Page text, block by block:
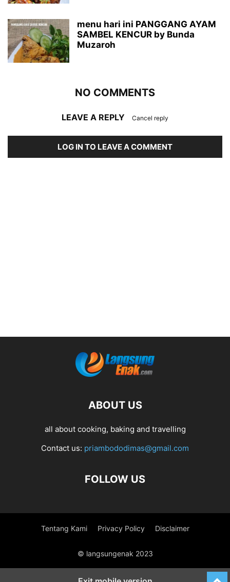
menu hari ini PANGGANG AYAM
SAMBEL KENCUR by Bunda
Muzaroh
NO COMMENTS
LEAVE A REPLY Cancel reply
LOG IN TO LEAVE A COMMENT
ABOUT US
all about cooking, baking and travelling
Contact us: priambododimas@gmail.com
FOLLOW US
Tentang Kami Privacy Policy Disclaimer
© langsungenak 2023